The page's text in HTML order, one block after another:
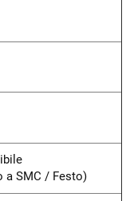
a SMC / Festo)